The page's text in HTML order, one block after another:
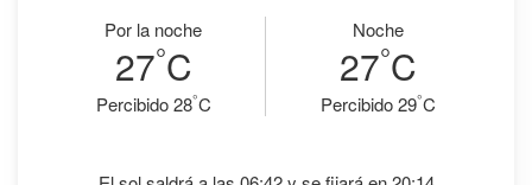
Por la noche
27°C
Percibido 28°C
Noche
27°C
Percibido 29°C